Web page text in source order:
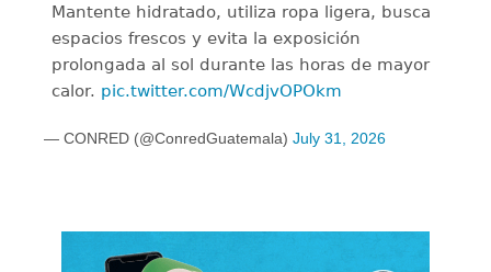
Mantente hidratado, utiliza ropa ligera, busca
espacios frescos y evita la exposición
prolongada al sol durante las horas de mayor
calor. pic.twitter.com/WcdjvOPOkm
— CONRED (@ConredGuatemala) July 31, 2026